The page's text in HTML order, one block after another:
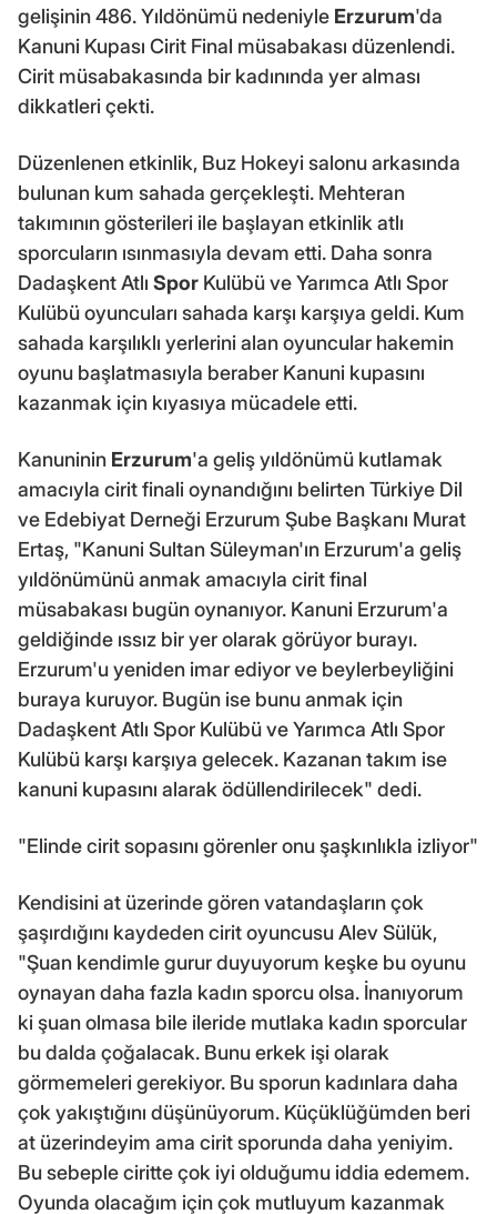
gelişinin 486. Yıldönümü nedeniyle Erzurum'da
Kanuni Kupası Cirit Final müsabakası düzenlendi.
Cirit müsabakasında bir kadınında yer alması
dikkatleri çekti.
Düzenlenen etkinlik, Buz Hokeyi salonu arkasında
bulunan kum sahada gerçekleşti. Mehteran
takımının gösterileri ile başlayan etkinlik atlı
sporcuların ısınmasıyla devam etti. Daha sonra
Dadaşkent Atlı Spor Kulübü ve Yarımca Atlı Spor
Kulübü oyuncuları sahada karşı karşıya geldi. Kum
sahada karşılıklı yerlerini alan oyuncular hakemin
oyunu başlatmasıyla beraber Kanuni kupasını
kazanmak için kıyasıya mücadele etti.
Kanuninin Erzurum'a geliş yıldönümü kutlamak
amacıyla cirit finali oynandığını belirten Türkiye Dil
ve Edebiyat Derneği Erzurum Şube Başkanı Murat
Ertaş, "Kanuni Sultan Süleyman'ın Erzurum'a geliş
yıldönümünü anmak amacıyla cirit final
müsabakası bugün oynanıyor. Kanuni Erzurum'a
geldiğinde ıssız bir yer olarak görüyor burayı.
Erzurum'u yeniden imar ediyor ve beylerbeyliğini
buraya kuruyor. Bugün ise bunu anmak için
Dadaşkent Atlı Spor Kulübü ve Yarımca Atlı Spor
Kulübü karşı karşıya gelecek. Kazanan takım ise
kanuni kupasını alarak ödüllendirilecek" dedi.
"Elinde cirit sopasını görenler onu şaşkınlıkla izliyor"
Kendisini at üzerinde gören vatandaşların çok
şaşırdığını kaydeden cirit oyuncusu Alev Sülük,
"Şuan kendimle gurur duyuyorum keşke bu oyunu
oynayan daha fazla kadın sporcu olsa. İnanıyorum
ki şuan olmasa bile ileride mutlaka kadın sporcular
bu dalda çoğalacak. Bunu erkek işi olarak
görmemeleri gerekiyor. Bu sporun kadınlara daha
çok yakıştığını düşünüyorum. Küçüklüğümden beri
at üzerindeyim ama cirit sporunda daha yeniyim.
Bu sebeple ciritte çok iyi olduğumu iddia edemem.
Oyunda olacağım için çok mutluyum kazanmak